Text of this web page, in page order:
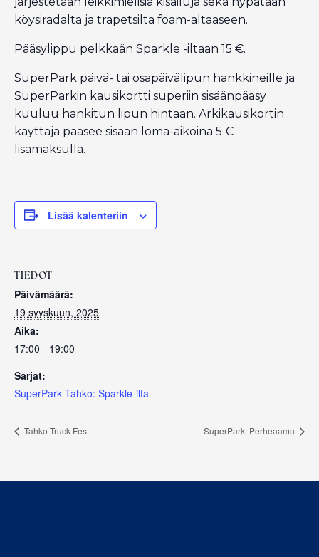
köysiradalta ja trapetsilta foam-altaaseen.
Pääsylippu pelkkään Sparkle -iltaan 15 €.
SuperPark päivä- tai osapäivälipun hankkineille ja
SuperParkin kausikortti superiin sisäänpääsy
kuuluu hankitun lipun hintaan. Arkikausikortin
käyttäjä pääsee sisään loma-aikoina 5 €
lisämaksulla.
Lisää kalenteriin
TIEDOT
Päivämäärä:
19 syyskuun, 2025
Aika:
17:00 - 19:00
Sarjat:
SuperPark Tahko: Sparkle-ilta
Tahko Truck Fest SuperPark: Perheaamu